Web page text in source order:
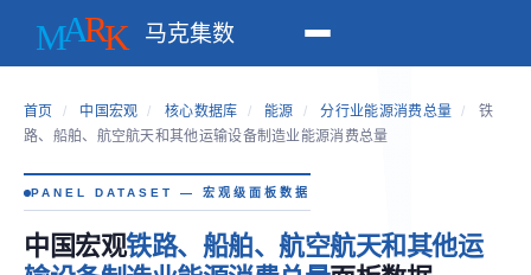
马克集数
首页 / 中国宏观 / 核心数据库 / 能源 / 分行业能源消费总量 /
铁
路、船舶、航空航天和其他运输设备制造业能源消费总量
PANEL DATASET — 宏观级面板数据
中国宏观铁路、船舶、航空航天和其他运